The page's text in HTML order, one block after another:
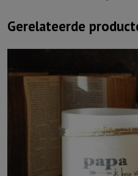
Gerelateerde